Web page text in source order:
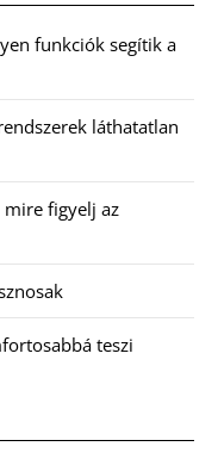
funkciók segítik a
láthatatlan
mire figyelj az
teszi